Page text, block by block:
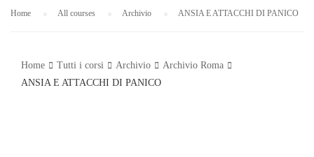
Home All courses Archivio ANSIA E ATTACCHI DI PANICO
Home Tutti i corsi Archivio
Archivio Roma
ANSIA E ATTACCHI DI PANICO